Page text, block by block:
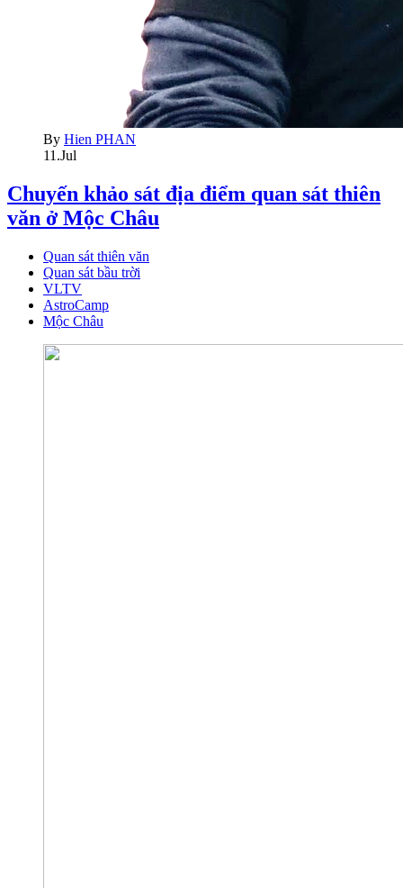
By Hien PHAN
11.Jul
Chuyến khảo sát địa điểm quan sát thiên
văn ở Mộc Châu
Quan sát thiên văn
Quan sát bầu trời
VLTV
AstroCamp
Mộc Châu